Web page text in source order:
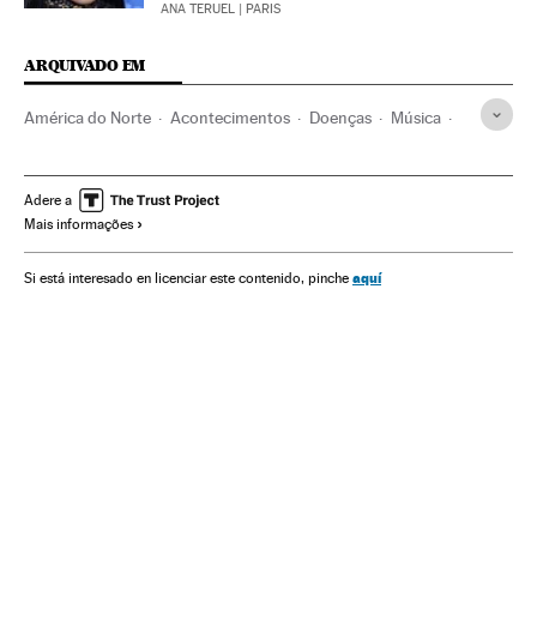
ANA TERUEL | PARIS
ARQUIVADO EM
América do Norte Acontecimentos Doenças Música
Kim Kardashian Beyoncé
Estilos musicais
Adere a
Mais informações
Si está interesado en licenciar este contenido, pinche aquí